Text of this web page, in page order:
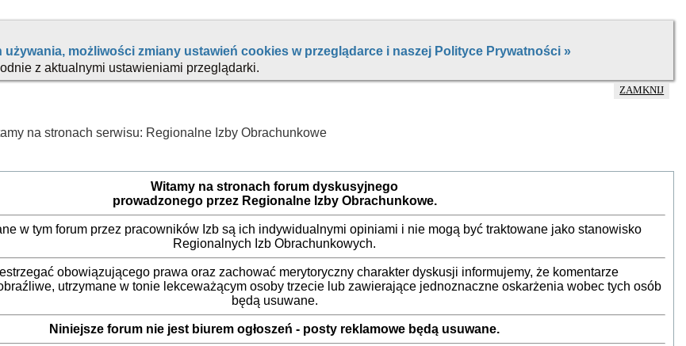
ZAMKNIJ
Witamy na stronach forum dyskusyjnego
prowadzonego przez Regionalne Izby Obrachunkowe.
w tym forum przez pracowników Izb są ich indywidualnymi opiniami i nie mogą być traktowane jako stanowisko
Regionalnych Izb Obrachunkowych.
obowiązującego prawa oraz zachować merytoryczny charakter dyskusji informujemy, że komentarze
utrzymane w tonie lekceważącym osoby trzecie lub zawierające jednoznaczne oskarżenia wobec tych osób
będą usuwane.
Niniejsze forum nie jest biurem ogłoszeń - posty reklamowe będą usuwane.